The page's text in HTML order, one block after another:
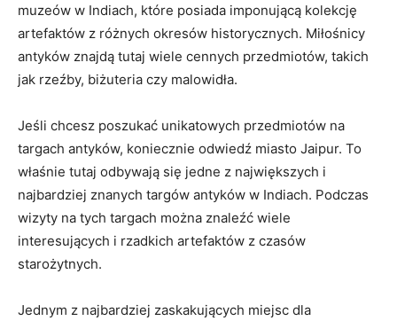
muzeów w Indiach, które ‍posiada imponującą kolekcję
artefaktów z różnych ⁣okresów ‌historycznych. Miłośnicy
‍antyków znajdą tutaj ‍wiele cennych ‍przedmiotów, takich
jak rzeźby, biżuteria czy malowidła.
Jeśli chcesz poszukać ⁢unikatowych przedmiotów na
targach antyków, koniecznie odwiedź miasto Jaipur. To
właśnie tutaj odbywają się jedne z największych i
najbardziej⁣ znanych targów antyków w Indiach. Podczas
wizyty​ na​ tych ​targach można znaleźć wiele
interesujących i rzadkich artefaktów z czasów
starożytnych.
Jednym z ⁤najbardziej zaskakujących miejsc dla